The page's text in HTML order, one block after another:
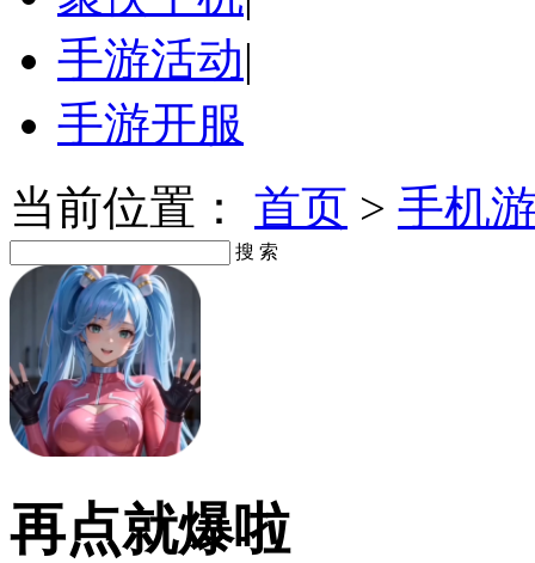
手游活动|
手游开服
当前位置： 首页 > 手机
搜 索
再点就爆啦